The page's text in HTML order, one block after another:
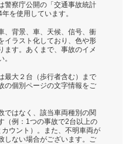
警察庁公開の「交通事故統計
を使用しています。
、背景、車、天候、信号、衝
イラスト化しており、色や形
ます。あくまで、事故のイメ
最大２台（歩行者含む）まで
の個別ページの文字情報をご
ではなく、該当車両種別の関
（例：1つの事故で2台以上の
ウント）。また、不明車両が
しない場合がございます。ご